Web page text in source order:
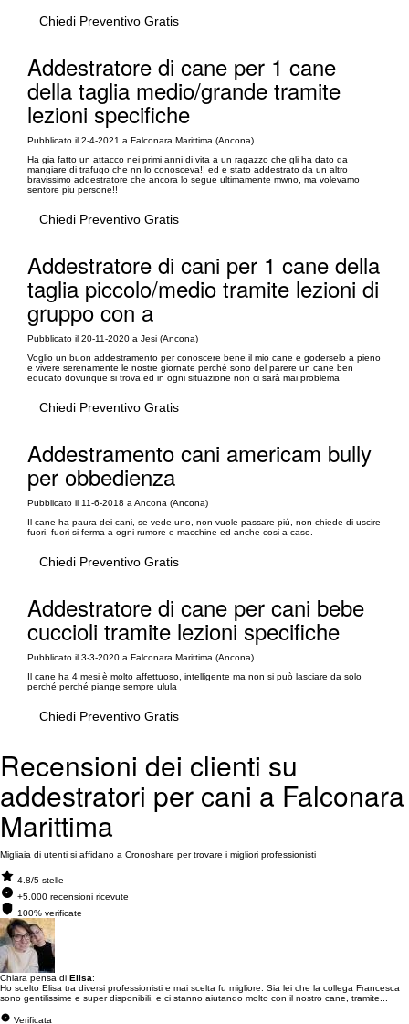
Chiedi Preventivo Gratis
Addestratore di cane per 1 cane
della taglia medio/grande tramite
lezioni specifiche
Pubblicato il 2-4-2021 a Falconara Marittima (Ancona)
Ha gia fatto un attacco nei primi anni di vita a un ragazzo che gli ha dato da
mangiare di trafugo che nn lo conosceva!! ed e stato addestrato da un altro
bravissimo addestratore che ancora lo segue ultimamente mwno, ma volevamo
sentore piu persone!!
Chiedi Preventivo Gratis
Addestratore di cani per 1 cane della
taglia piccolo/medio tramite lezioni di
gruppo con a
Pubblicato il 20-11-2020 a Jesi (Ancona)
Voglio un buon addestramento per conoscere bene il mio cane e goderselo a pieno
e vivere serenamente le nostre giornate perché sono del parere un cane ben
educato dovunque si trova ed in ogni situazione non ci sarà mai problema
Chiedi Preventivo Gratis
Addestramento cani americam bully
per obbedienza
Pubblicato il 11-6-2018 a Ancona (Ancona)
Il cane ha paura dei cani, se vede uno, non vuole passare piú, non chiede di uscire
fuori, fuori si ferma a ogni rumore e macchine ed anche cosi a caso.
Chiedi Preventivo Gratis
Addestratore di cane per cani bebe
cuccioli tramite lezioni specifiche
Pubblicato il 3-3-2020 a Falconara Marittima (Ancona)
Il cane ha 4 mesi è molto affettuoso, intelligente ma non si può lasciare da solo
perché perché piange sempre ulula
Chiedi Preventivo Gratis
Recensioni dei clienti su
addestratori per cani a Falconara
Marittima
Migliaia di utenti si affidano a Cronoshare per trovare i migliori professionisti
4.8/5 stelle
+5.000 recensioni ricevute
100% verificate
Chiara pensa di Elisa:
Ho scelto Elisa tra diversi professionisti e mai scelta fu migliore. Sia lei che la collega Francesca
sono gentilissime e super disponibili, e ci stanno aiutando molto con il nostro cane, tramite...
Verificata